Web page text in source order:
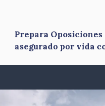
Prepara
asegurado por vida